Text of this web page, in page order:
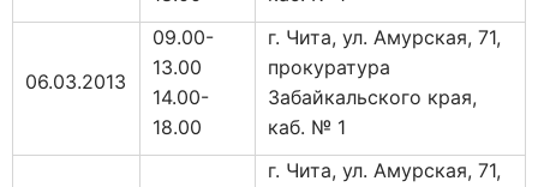
06.03.2013
09.00-
13.00
14.00-
18.00
г. Чита, ул. Амурская, 71,
прокуратура
Забайкальского края,
каб. № 1
г. Чита, ул. Амурская, 71,